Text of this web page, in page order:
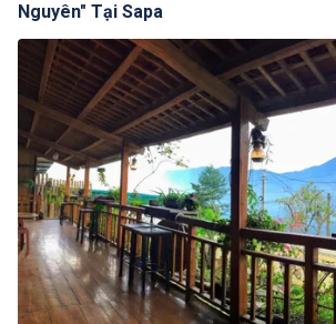
Nguyên" Tại Sapa